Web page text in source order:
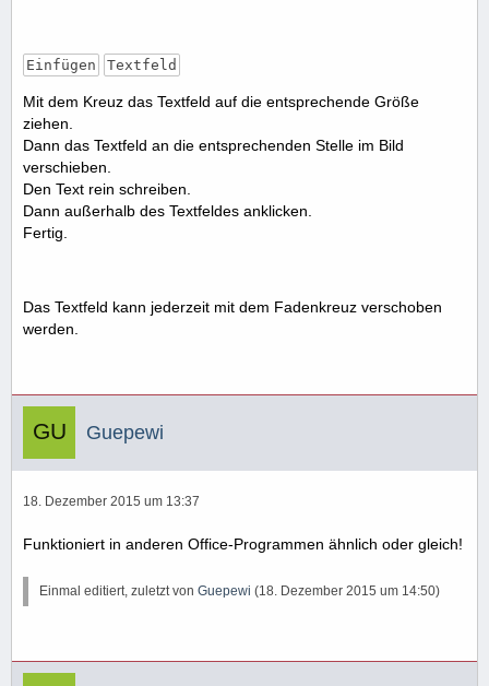
Einfügen Textfeld
Mit dem Kreuz das Textfeld auf die entsprechende Größe
ziehen.
Dann das Textfeld an die entsprechenden Stelle im Bild
verschieben.
Den Text rein schreiben.
Dann außerhalb des Textfeldes anklicken.
Fertig.
Das Textfeld kann jederzeit mit dem Fadenkreuz verschoben
werden.
Guepewi
18. Dezember 2015 um 13:37
Funktioniert in anderen Office-Programmen ähnlich oder gleich!
Einmal editiert, zuletzt von Guepewi (18. Dezember 2015 um 14:50)